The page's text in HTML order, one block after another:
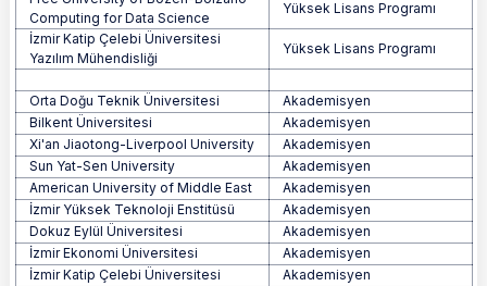
Computing for Data Science
Yüksek Lisans Programı
İzmir Katip Çelebi Üniversitesi
Yazılım Mühendisliği
Yüksek Lisans Programı
Orta Doğu Teknik Üniversitesi
Akademisyen
Bilkent Üniversitesi
Akademisyen
Xi'an Jiaotong-Liverpool University
Akademisyen
Sun Yat-Sen University
Akademisyen
American University of Middle East
Akademisyen
İzmir Yüksek Teknoloji Enstitüsü
Akademisyen
Dokuz Eylül Üniversitesi
Akademisyen
İzmir Ekonomi Üniversitesi
Akademisyen
İzmir Katip Çelebi Üniversitesi
Akademisyen